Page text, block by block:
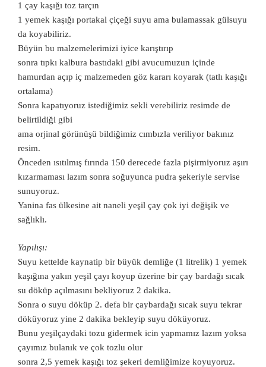
1 çay kaşığı toz tarçın
1 yemek kaşığı portakal çiçeği suyu ama bulamassak gülsuyu
da koyabiliriz.
Büyün bu malzemelerimizi iyice karıştırıp
sonra tıpkı kalbura bastıdaki gibi avucumuzun içinde
hamurdan açıp iç malzemeden göz kararı koyarak (tatlı kaşığı
ortalama)
Sonra kapatıyoruz istediğimiz sekli verebiliriz resimde de
belirtildiği gibi
ama orjinal görünüşü bildiğimiz cımbızla veriliyor bakınız
resim.
Önceden ısıtılmış fırında 150 derecede fazla pişirmiyoruz aşırı
kızarmaması lazım sonra soğuyunca pudra şekeriyle servise
sunuyoruz.
Yanina fas ülkesine ait naneli yeşil çay çok iyi değişik ve
sağlıklı.
Yapılışı:
Suyu kettelde kaynatip bir büyük demliğe (1 litrelik) 1 yemek
kaşığına yakın yeşil çayı koyup üzerine bir çay bardağı sıcak
su döküp açılmasını bekliyoruz 2 dakika.
Sonra o suyu döküp 2. defa bir çaybardağı sıcak suyu tekrar
döküyoruz yine 2 dakika bekleyip suyu döküyoruz.
Bunu yeşilçaydaki tozu gidermek icin yapmamız lazım yoksa
çayımız bulanık ve çok tozlu olur
sonra 2,5 yemek kaşığı toz şekeri demliğimize koyuyoruz.